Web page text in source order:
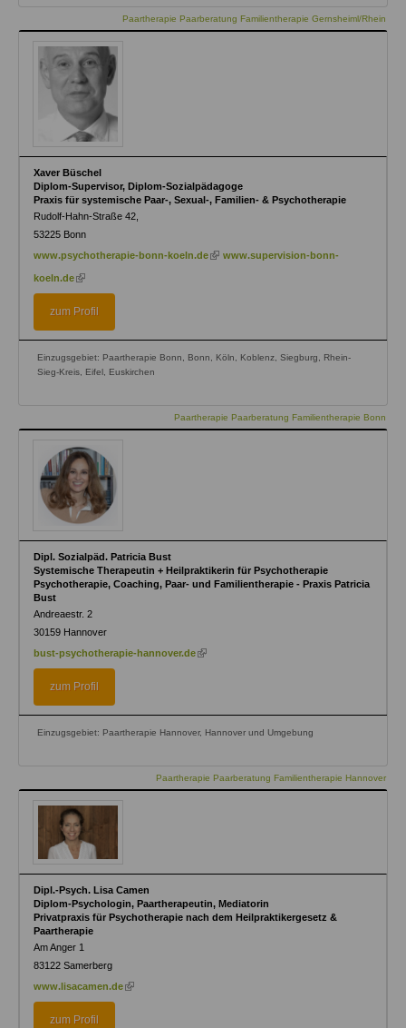
Paartherapie Paarberatung Familientherapie Gernsheiml/Rhein
Xaver Büschel
Diplom-Supervisor, Diplom-Sozialpädagoge
Praxis für systemische Paar-, Sexual-, Familien- & Psychotherapie
Rudolf-Hahn-Straße 42,
53225 Bonn
www.psychotherapie-bonn-koeln.de(linkwww.supervision-bonn-
koeln.de(link
zum Profil
Einzugsgebiet: Paartherapie Bonn, Bonn, Köln, Koblenz, Siegburg, Rhein-
Sieg-Kreis, Eifel, Euskirchen
Paartherapie Paarberatung Familientherapie Bonn
Dipl. Sozialpäd. Patricia Bust
Systemische Therapeutin + Heilpraktikerin für Psychotherapie
Psychotherapie, Coaching, Paar- und Familientherapie - Praxis Patricia
Bust
Andreaestr. 2
30159 Hannover
bust-psychotherapie-hannover.de (link
zum Profil
Einzugsgebiet: Paartherapie Hannover, Hannover und Umgebung
Paartherapie Paarberatung Familientherapie Hannover
Dipl.-Psych. Lisa Camen
Diplom-Psychologin, Paartherapeutin, Mediatorin
Privatpraxis für Psychotherapie nach dem Heilpraktikergesetz &
Paartherapie
Am Anger 1
83122 Samerberg
www.lisacamen.de (link
zum Profil